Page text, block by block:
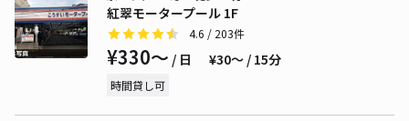
紅翠モータープール 1F
4.6 / 203件
¥330〜 / 日 ¥30〜 / 15分
時間貸し可